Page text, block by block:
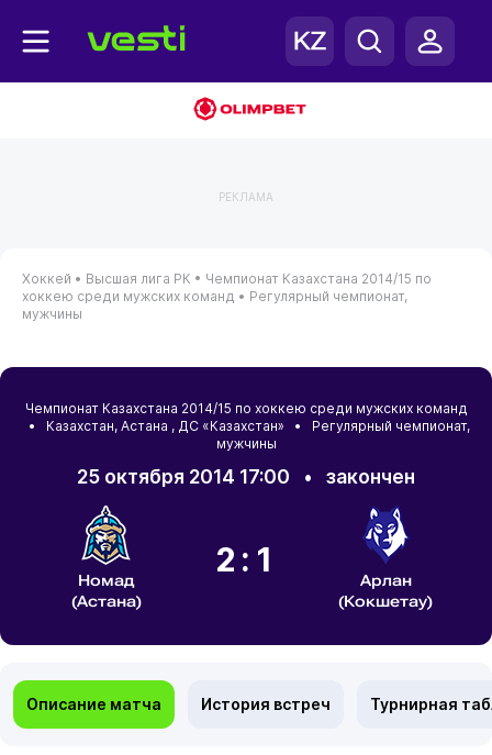
РЕКЛАМА
Хоккей • Высшая лига РК • Чемпионат Казахстана 2014/15 по
хоккею среди мужских команд • Регулярный чемпионат,
мужчины
Чемпионат Казахстана 2014/15 по хоккею среди мужских команд
• Казахстан, Астана , ДС «Казахстан» • Регулярный чемпионат,
мужчины
25 октября 2014 17:00 • закончен
Номад
(Астана)
2:1
Арлан
(Кокшетау)
Описание матча История встреч Турнирная